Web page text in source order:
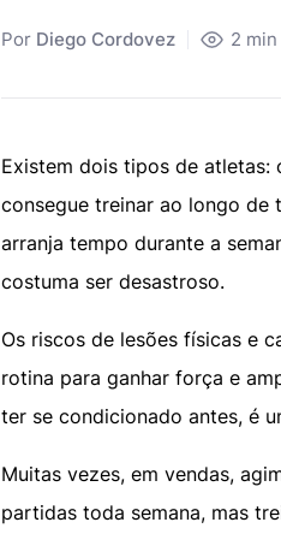
Por Diego Cordovez 2 min
Existem dois tipos de atletas:
consegue treinar ao longo de
arranja tempo durante a
costuma ser desastroso.
Os riscos de lesões físicas e
rotina para ganhar força e
ter se condicionado antes, é
Muitas vezes, em vendas,
partidas toda semana, mas